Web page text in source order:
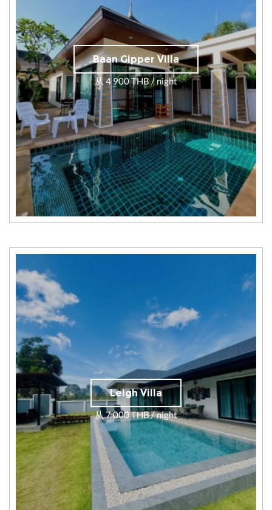
Baan Gipper Villa
从 4 900 THB / night
Leigh Villa
从 7 000 THB / night